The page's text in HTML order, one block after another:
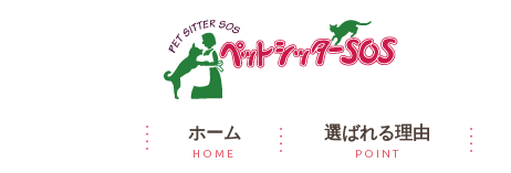
ホーム
HOME
選ばれる理由
POINT